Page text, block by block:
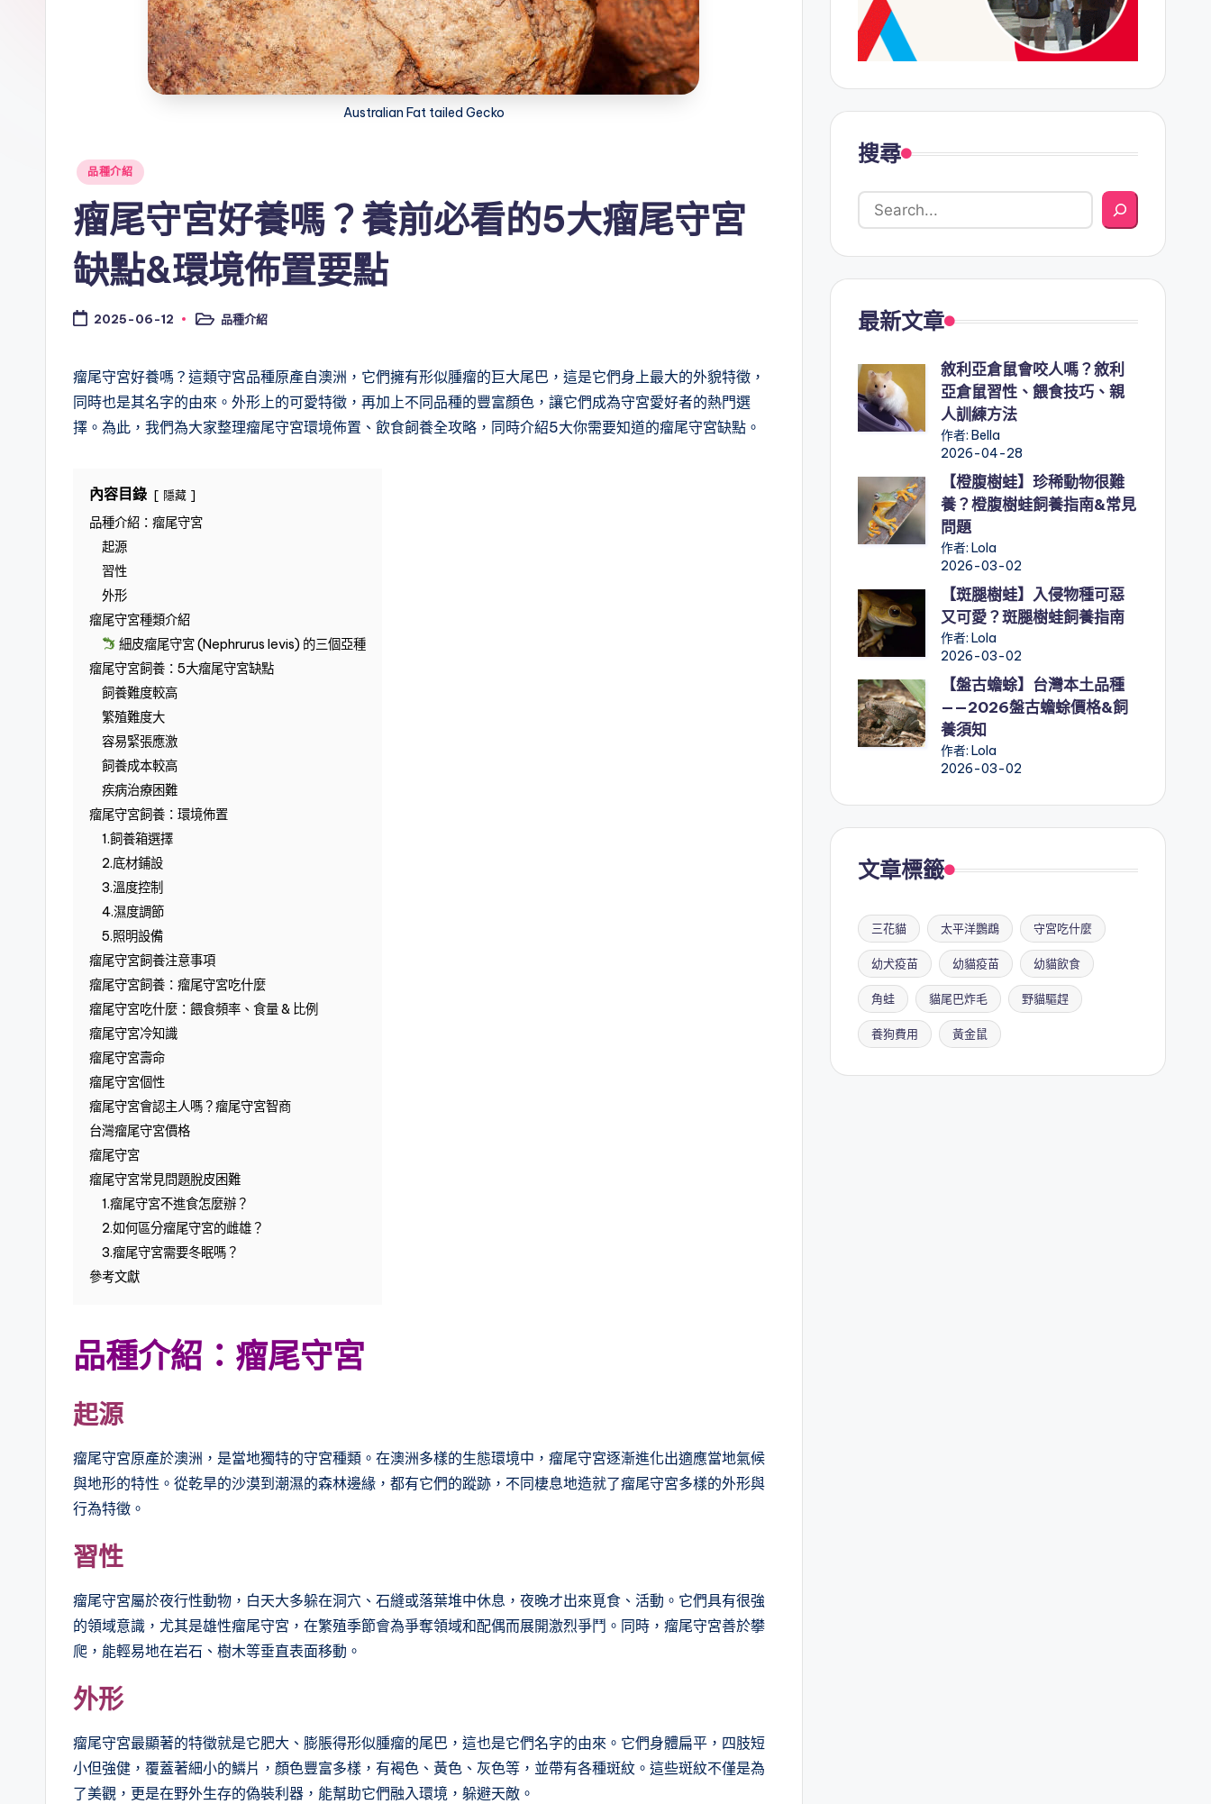
Australian Fat tailed Gecko
Posted
品種介紹
瘤尾守宮好養嗎？養前必看的5大瘤尾守宮
缺點&環境佈置要點
2025-06-12
Posted品種介紹
瘤尾守宮好養嗎？這類守宮品種原產自澳洲，它們擁有形似腫瘤的巨大尾巴，這是它們身上最大的外貌特徵，
同時也是其名字的由來。外形上的可愛特徵，再加上不同品種的豐富顏色，讓它們成為守宮愛好者的熱門選
擇。為此，我們為大家整理瘤尾守宮環境佈置、飲食飼養全攻略，同時介紹5大你需要知道的瘤尾守宮缺點。
內容目錄 隱藏
品種介紹：瘤尾守宮
起源
習性
外形
瘤尾守宮種類介紹
細皮瘤尾守宮 (Nephrurus levis) 的三個亞種
瘤尾守宮飼養：5大瘤尾守宮缺點
飼養難度較高
繁殖難度大
容易緊張應激
飼養成本較高
疾病治療困難
瘤尾守宮飼養：環境佈置
1.飼養箱選擇
2.底材鋪設
3.溫度控制
4.濕度調節
5.照明設備
瘤尾守宮飼養注意事項
瘤尾守宮飼養：瘤尾守宮吃什麼
瘤尾守宮吃什麼：餵食頻率、食量 & 比例
瘤尾守宮冷知識
瘤尾守宮壽命
瘤尾守宮個性
瘤尾守宮會認主人嗎？瘤尾守宮智商
台灣瘤尾守宮價格
瘤尾守宮
瘤尾守宮常見問題脫皮困難
1.瘤尾守宮不進食怎麼辦？
2.如何區分瘤尾守宮的雌雄？
3.瘤尾守宮需要冬眠嗎？
參考文獻
品種介紹：瘤尾守宮
起源
瘤尾守宮原產於澳洲，是當地獨特的守宮種類。在澳洲多樣的生態環境中，瘤尾守宮逐漸進化出適應當地氣候
與地形的特性。從乾旱的沙漠到潮濕的森林邊緣，都有它們的蹤跡，不同棲息地造就了瘤尾守宮多樣的外形與
行為特徵。
習性
瘤尾守宮屬於夜行性動物，白天大多躲在洞穴、石縫或落葉堆中休息，夜晚才出來覓食、活動。它們具有很強
的領域意識，尤其是雄性瘤尾守宮，在繁殖季節會為爭奪領域和配偶而展開激烈爭鬥。同時，瘤尾守宮善於攀
爬，能輕易地在岩石、樹木等垂直表面移動。
外形
瘤尾守宮最顯著的特徵就是它肥大、膨脹得形似腫瘤的尾巴，這也是它們名字的由來。它們身體扁平，四肢短
小但強健，覆蓋著細小的鱗片，顏色豐富多樣，有褐色、黃色、灰色等，並帶有各種斑紋。這些斑紋不僅是為
了美觀，更是在野外生存的偽裝利器，能幫助它們融入環境，躲避天敵。
搜尋
最新文章
敘利亞倉鼠會咬人嗎？敘利
亞倉鼠習性、餵食技巧、親
人訓練方法
作者: Bella
2026-04-28
【橙腹樹蛙】珍稀動物很難
養？橙腹樹蛙飼養指南&常見
問題
作者: Lola
2026-03-02
【斑腿樹蛙】入侵物種可惡
又可愛？斑腿樹蛙飼養指南
作者: Lola
2026-03-02
【盤古蟾蜍】台灣本土品種
——2026盤古蟾蜍價格&飼
養須知
作者: Lola
2026-03-02
文章標籤
三花貓 太平洋鸚鵡 守宮吃什麼
幼犬疫苗 幼貓疫苗 幼貓飲食
角蛙 貓尾巴炸毛 野貓驅趕
養狗費用 黃金鼠